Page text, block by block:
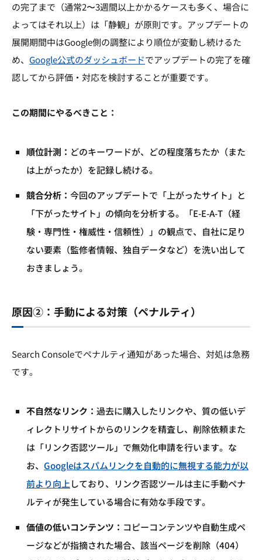
の完了まで（通常2〜3週間以上かかるケースも多く、場合に
よってはそれ以上）は「静観」が原則です。アップデートの
展開期間中はGoogle側の調整により順位が変動し続けるた
め、 Google公式のダッシュボードでアップデートの完了を確
認してから評価・対応を検討することが重要です。
この期間にやるべきこと：
順位計測： どのキーワードが、どの程度落ちたか（また
は上がったか）を記録し続ける。
競合分析： 今回のアップデートで「上がったサイト」と
「下がったサイト」の傾向を分析する。「E-E-A-T（経
験・専門性・権威性・信頼性）」の観点で、自社に足り
ない要素（監修者情報、独自データなど）を洗い出して
おきましょう。
原因②：手動による対策（ペナルティ）
Search Consoleでペナルティ通知があった場合、対処は急務
です。
不自然なリンク： 過去に購入したリンクや、質の低いデ
ィレクトリサイトからのリンクを精査し、削除依頼また
は「リンク否認ツール」で無効化申請を行います。な
お、 Googleはスパムリンクを自動的に無視する能力が以
前より向上しており、リンク否認ツールは主に手動ペナ
ルティが発生している場合に有効な手段です。
価値の低いコンテンツ： コピーコンテンツや自動生成ペ
ージなどが指摘された場合、該当ページを削除（404）